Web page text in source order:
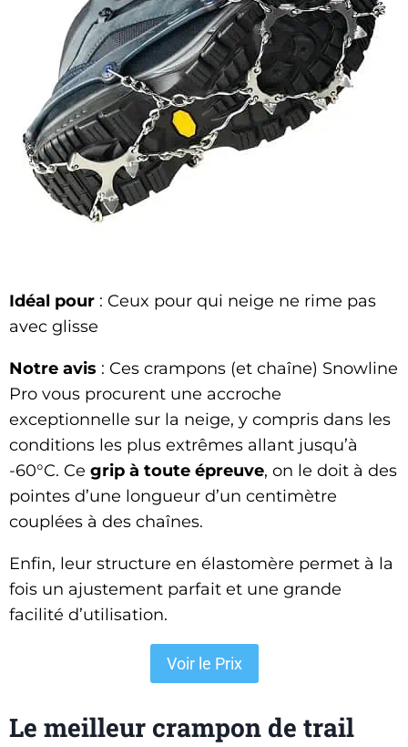
Idéal pour : Ceux pour qui neige ne rime pas
avec glisse
Notre avis : Ces crampons (et chaîne) Snowline
Pro vous procurent une accroche
exceptionnelle sur la neige, y compris dans les
conditions les plus extrêmes allant jusqu’à
-60°C. Ce grip à toute épreuve, on le doit à des
pointes d’une longueur d’un centimètre
couplées à des chaînes.
Enfin, leur structure en élastomère permet à la
fois un ajustement parfait et une grande
facilité d’utilisation.
Voir le Prix
Le meilleur crampon de trail